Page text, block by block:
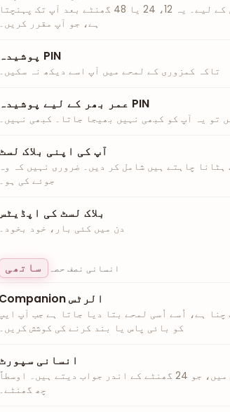
طلب کے لمحوں کے لیے۔ یہ 12، 24 یا 48 گھنٹے بعد آپ تک پہنچتا
ہے، جو آپ مقرر کریں۔
پوشیدہ PIN
تاکہ کمزوری کے لمحے میں آپ اسے دیکھ نہ سکیں۔
عمر بھر کے لیے پوشیدہ PIN
تو یہ آپ کو کبھی نہیں بھیجا جاتا۔ کبھی نہیں۔
آپ کی اپنی بلاک
ہٹانا چاہتے ہیں شامل کر دیں۔ ضروری نہیں کہ وہ
جوئے کی ہو۔
بلاک لسٹ کی
دن میں کئی بار، خود بخود۔
ساتھی انسانی نصف حصہ
Companion الرٹس
چنا ہے، اُسے اُسی لمحے بتا دیا جاتا ہے جب آپ
کو بائی پاس یا بند کرنے کی کوشش کریں۔
انسانی
اصلی لوگ، فرانس میں، جو 24 گھنٹے کے اندر جواب دیتے ہیں۔ اوسطاً
چھ گھنٹے۔